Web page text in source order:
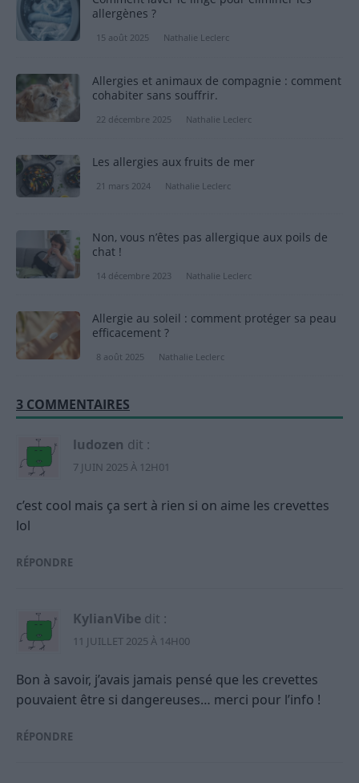
allergènes ?
15 août 2025 Nathalie Leclerc
Allergies et animaux de compagnie : comment
cohabiter sans souffrir.
22 décembre 2025 Nathalie Leclerc
Les allergies aux fruits de mer
21 mars 2024 Nathalie Leclerc
Non, vous n’êtes pas allergique aux poils de
chat !
14 décembre 2023 Nathalie Leclerc
Allergie au soleil : comment protéger sa peau
efficacement ?
8 août 2025 Nathalie Leclerc
3 COMMENTAIRES
ludozen dit :
7 JUIN 2025 À 12H01
c’est cool mais ça sert à rien si on aime les crevettes
lol
RÉPONDRE
KylianVibe dit :
11 JUILLET 2025 À 14H00
Bon à savoir, j’avais jamais pensé que les crevettes
pouvaient être si dangereuses… merci pour l’info !
RÉPONDRE